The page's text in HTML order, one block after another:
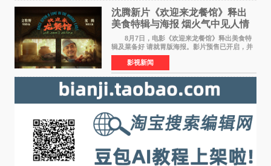
沈腾新片《欢迎来龙餐馆》释出
美食特辑与海报 烟火气中见人情
温暖
8月7日，电影《欢迎来龙餐馆》释出美食特
辑及菜备好 请就胃版海报。影片预售已开启，并
将于8月8日至10日14:00-21:00举行全国超前点
映。电影《欢迎来龙餐馆》作为战争美食喜剧大
片，讲述了中国
影视新闻